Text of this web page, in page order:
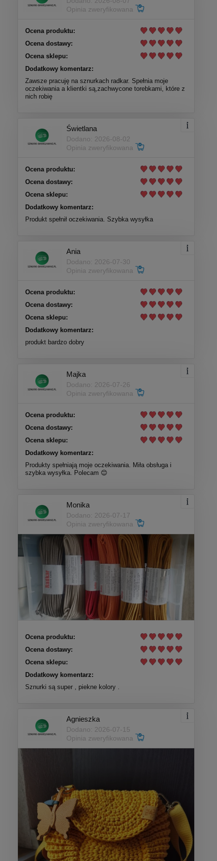
Opinia zweryfikowana
Ocena produktu:
Ocena dostawy:
Ocena sklepu:
Dodatkowy komentarz:
Zawsze pracuję na sznurkach radkar. Spełnia moje
oczekiwania a klientki są,zachwycone torebkami, które z
nich robię
Świetlana
Dodano: 2026-08-02
Opinia zweryfikowana
Ocena produktu:
Ocena dostawy:
Ocena sklepu:
Dodatkowy komentarz:
Produkt spełnił oczekiwania. Szybka wysyłka
Ania
Dodano: 2026-07-30
Opinia zweryfikowana
Ocena produktu:
Ocena dostawy:
Ocena sklepu:
Dodatkowy komentarz:
produkt bardzo dobry
Majka
Dodano: 2026-07-26
Opinia zweryfikowana
Ocena produktu:
Ocena dostawy:
Ocena sklepu:
Dodatkowy komentarz:
Produkty spełniają moje oczekiwania. Miła obsługa i
szybka wysyłka. Polecam 😊
Monika
Dodano: 2026-07-17
Opinia zweryfikowana
Ocena produktu:
Ocena dostawy:
Ocena sklepu:
Dodatkowy komentarz:
Sznurki są super , piekne kolory .
Agnieszka
Dodano: 2026-07-15
Opinia zweryfikowana